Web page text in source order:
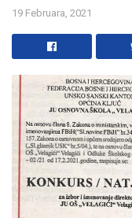
19 Februara, 2021